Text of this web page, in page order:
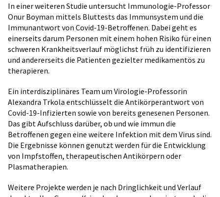
In einer weiteren Studie untersucht Immunologie-Professor
Onur Boyman mittels Bluttests das Immunsystem und die
Immunantwort von Covid-19-Betroffenen. Dabei geht es
einerseits darum Personen mit einem hohen Risiko für einen
schweren Krankheitsverlauf möglichst früh zu identifizieren
und andererseits die Patienten gezielter medikamentös zu
therapieren.
Ein interdisziplinäres Team um Virologie-Professorin
Alexandra Trkola entschlüsselt die Antikörperantwort von
Covid-19-Infizierten sowie von bereits genesenen Personen.
Das gibt Aufschluss darüber, ob und wie immun die
Betroffenen gegen eine weitere Infektion mit dem Virus sind.
Die Ergebnisse können genutzt werden für die Entwicklung
von Impfstoffen, therapeutischen Antikörpern oder
Plasmatherapien.
Weitere Projekte werden je nach Dringlichkeit und Verlauf